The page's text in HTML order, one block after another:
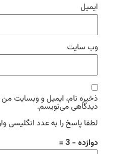
ایمیل
وب‌ سایت
ذخیره نام، ایمیل و وبسایت من
دیدگاهی می‌نویسم.
لطفا پاسخ را به عدد انگلیسی
دوازده − 3 =